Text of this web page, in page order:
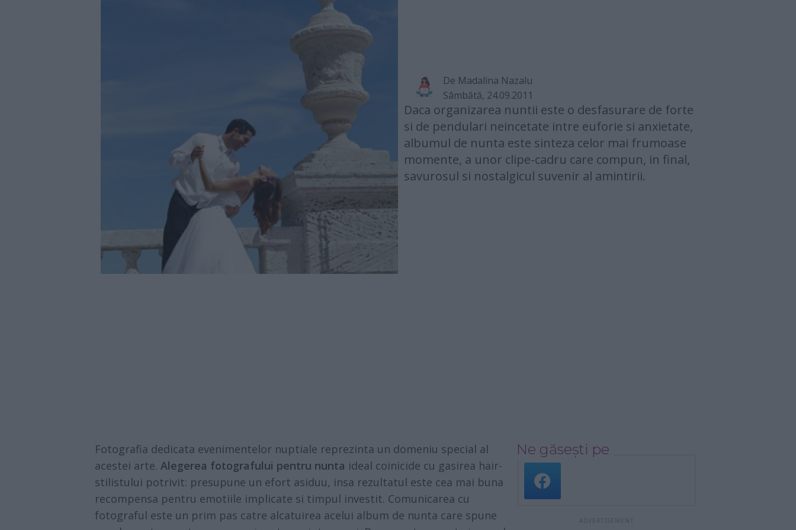
De Madalina Nazalu
Sâmbătă, 24.09.2011
Daca organizarea nuntii este o desfasurare de forte
si de pendulari neincetate intre euforie si anxietate,
albumul de nunta este sinteza celor mai frumoase
momente, a unor clipe-cadru care compun, in final,
savurosul si nostalgicul suvenir al amintirii.
Fotografia dedicata evenimentelor nuptiale reprezinta un domeniu special al
acestei arte. Alegerea fotografului pentru nunta ideal coinicide cu gasirea hair-
stilistului potrivit: presupune un efort asiduu, insa rezultatul este cea mai buna
recompensa pentru emotiile implicate si timpul investit. Comunicarea cu
fotograful este un prim pas catre alcatuirea acelui album de nunta care spune
Ne găsești pe